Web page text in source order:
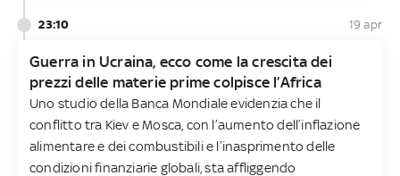
23:10 19 apr
Guerra in Ucraina, ecco come la crescita dei
prezzi delle materie prime colpisce l’Africa
Uno studio della Banca Mondiale evidenzia che il
conflitto tra Kiev e Mosca, con l’aumento dell’inflazione
alimentare e dei combustibili e l’inasprimento delle
condizioni finanziarie globali, sta affliggendo